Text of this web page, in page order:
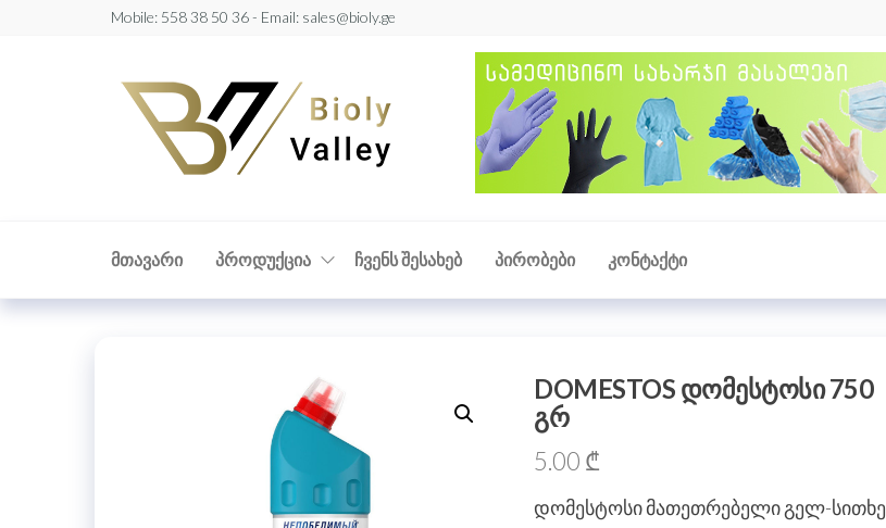
Mobile: 558 38 50 36 - Email: sales@bioly.ge
Bioly
Valley
ᲛᲗᲐᲕᲐᲠᲘ ᲞᲠᲝᲓᲣᲥᲪᲘᲐ ᲩᲕᲔᲜᲡ ᲨᲔᲡᲐᲮᲔᲑ ᲞᲘᲠᲝᲑᲔᲑᲘ ᲙᲝᲜᲢᲐᲥᲢᲘ
DOMESTOS დომესტოსი 750
გრ
5.00 ₾
დომესტოსი მათეთრებელი გელ-სითხე